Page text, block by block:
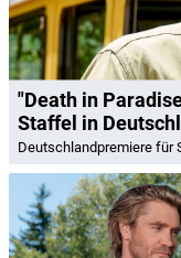
"Death in
Staffel in
Deutschlandpremiere für